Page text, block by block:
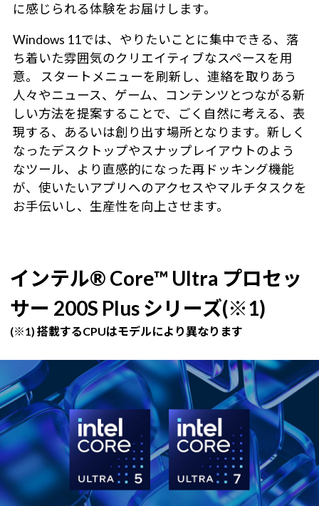
に感じられる体験をお届けします。
Windows 11では、やりたいことに集中できる、落
ち着いた雰囲気のクリエイティブなスペースを用
意。 スタートメニューを刷新し、連絡を取りあう
人々やニュース、ゲーム、コンテンツとつながる新
しい方法を提案することで、ごく自然に考える、表
現する、あるいは創り出す場所となります。新しく
なったデスクトップやスナップレイアウトのよう
なツール、より直感的になった再ドッキング機能
が、使いたいアプリへのアクセスやマルチタスクを
お手伝いし、生産性を向上させます。
インテル® Core™ Ultra プロセッ
サー 200S Plus シリーズ(※1)
(※1) 搭載するCPUはモデルにより異なります